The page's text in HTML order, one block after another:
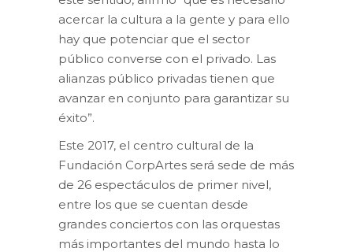
acercar la cultura a la gente y para ello
hay que potenciar que el sector
público converse con el privado. Las
alianzas público privadas tienen que
avanzar en conjunto para garantizar su
éxito”.
Este 2017, el centro cultural de la
Fundación CorpArtes será sede de más
de 26 espectáculos de primer nivel,
entre los que se cuentan desde
grandes conciertos con las orquestas
más importantes del mundo hasta lo